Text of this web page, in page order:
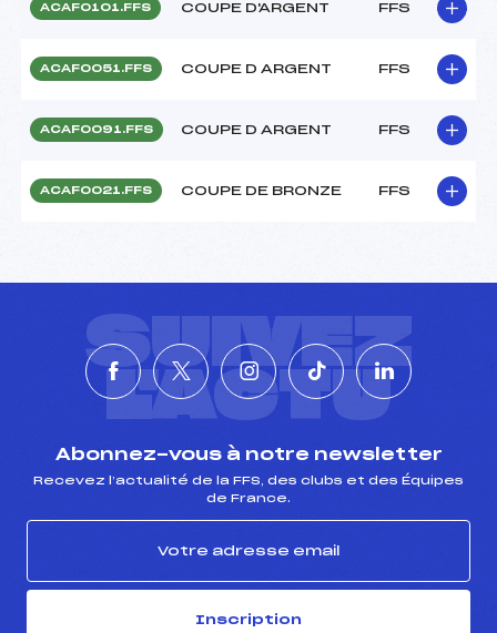
ACAF0101.FFS COUPE D'ARGENT FFS
ACAF0051.FFS COUPE D ARGENT FFS
ACAF0091.FFS COUPE D ARGENT FFS
ACAF0021.FFS COUPE DE BRONZE FFS
SUIVEZ
L'ACTU
Abonnez-vous à notre newsletter
Recevez l’actualité de la FFS, des clubs et des Équipes
de France.
Inscription